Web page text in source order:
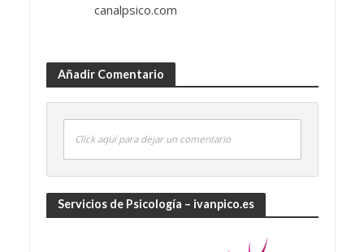
canalpsico.com
Añadir Comentario
Click aquí para dejar un comentario
Servicios de Psicología – ivanpico.es